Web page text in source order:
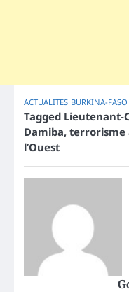
ACTUALITES BURKINA-FASO
Tagged Lieutenant-
Damiba, terrorisme
l’Ouest